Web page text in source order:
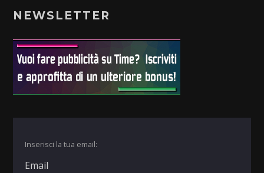
NEWSLETTER
Inserisci la tua email: